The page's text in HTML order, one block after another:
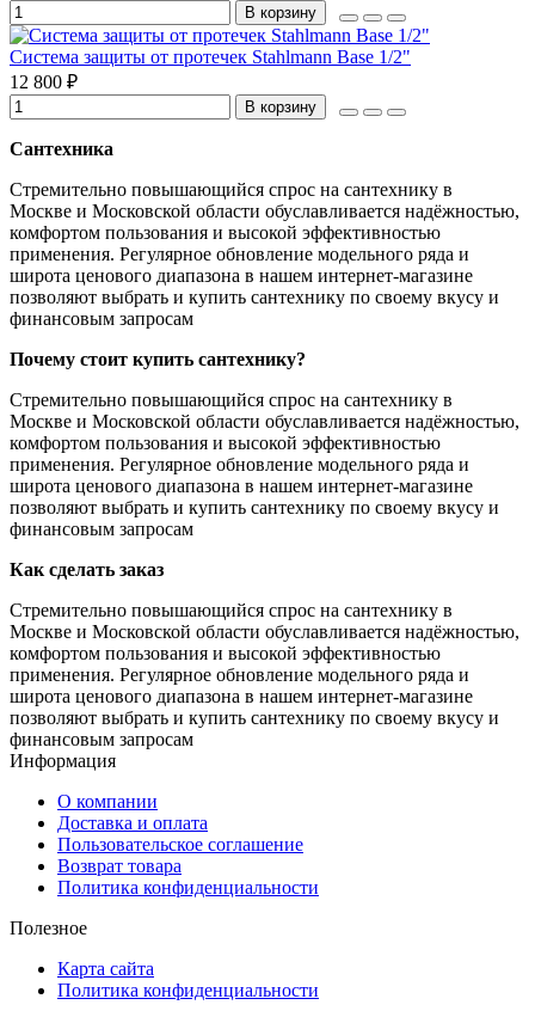
В корзину
Система защиты от протечек Stahlmann Base 1/2"
12 800 ₽
В корзину
Сантехника
Стремительно повышающийся спрос на сантехнику в
Москве и Московской области обуславливается надёжностью,
комфортом пользования и высокой эффективностью
применения. Регулярное обновление модельного ряда и
широта ценового диапазона в нашем интернет-магазине
позволяют выбрать и купить сантехнику по своему вкусу и
финансовым запросам
Почему стоит купить сантехнику?
Стремительно повышающийся спрос на сантехнику в
Москве и Московской области обуславливается надёжностью,
комфортом пользования и высокой эффективностью
применения. Регулярное обновление модельного ряда и
широта ценового диапазона в нашем интернет-магазине
позволяют выбрать и купить сантехнику по своему вкусу и
финансовым запросам
Как сделать заказ
Стремительно повышающийся спрос на сантехнику в
Москве и Московской области обуславливается надёжностью,
комфортом пользования и высокой эффективностью
применения. Регулярное обновление модельного ряда и
широта ценового диапазона в нашем интернет-магазине
позволяют выбрать и купить сантехнику по своему вкусу и
финансовым запросам
Информация
О компании
Доставка и оплата
Пользовательское соглашение
Возврат товара
Политика конфиденциальности
Полезное
Карта сайта
Политика конфиденциальности